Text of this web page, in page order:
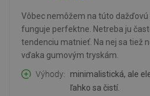
Vôbec nemôžem na túto
funguje perfektne. Netreba ju
tendenciu matnieť. Na nej sa tiež
vďaka gumovým tryskám.
Výhody
minimalistická, ale
ľahko sa čistí.